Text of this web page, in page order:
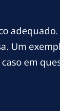
Um
em